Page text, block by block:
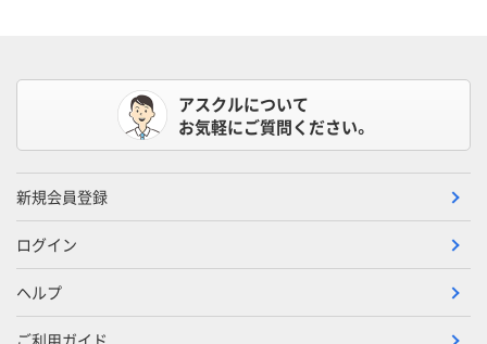
アスクルについて
お気軽にご質問ください。
新規会員登録
ログイン
ヘルプ